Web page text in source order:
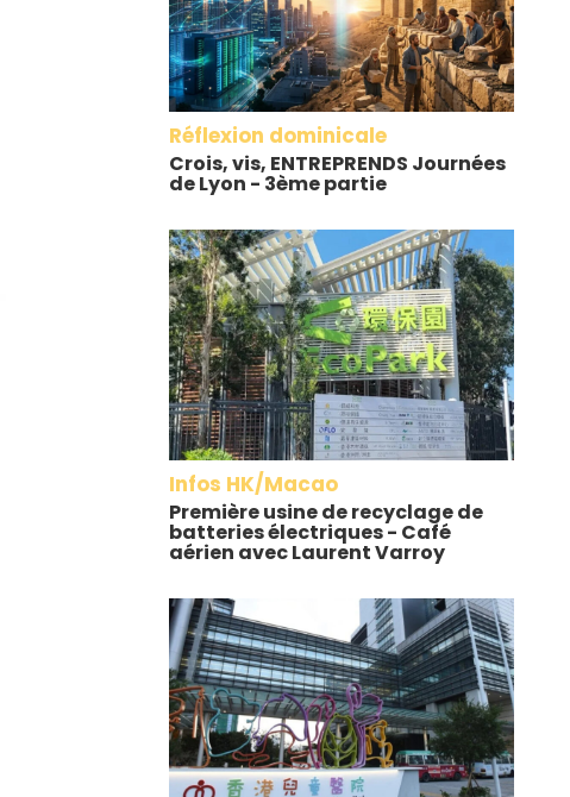
Réflexion dominicale
Crois, vis, ENTREPRENDS Journées
de Lyon - 3ème partie
Infos HK/Macao
Première usine de recyclage de
batteries électriques - Café
aérien avec Laurent Varroy